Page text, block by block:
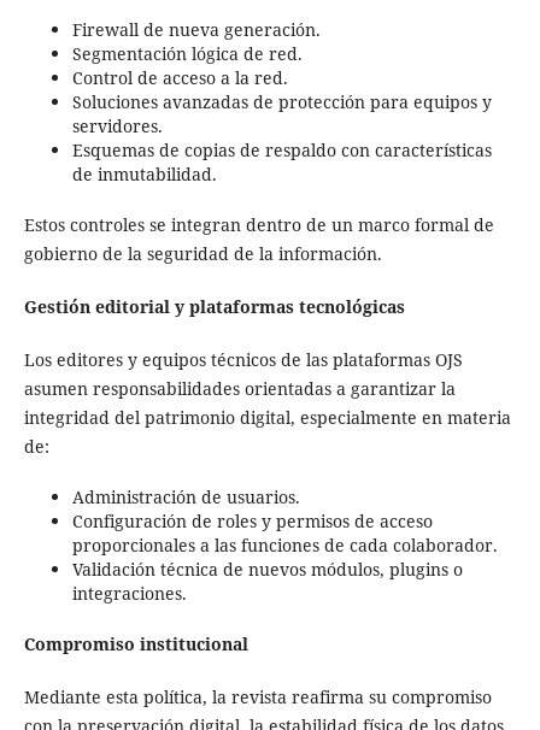
Firewall de nueva generación.
Segmentación lógica de red.
Control de acceso a la red.
Soluciones avanzadas de protección para equipos y
servidores.
Esquemas de copias de respaldo con características
de inmutabilidad.
Estos controles se integran dentro de un marco formal de
gobierno de la seguridad de la información.
Gestión editorial y plataformas tecnológicas
Los editores y equipos técnicos de las plataformas OJS
asumen responsabilidades orientadas a garantizar la
integridad del patrimonio digital, especialmente en materia
de:
Administración de usuarios.
Configuración de roles y permisos de acceso
proporcionales a las funciones de cada colaborador.
Validación técnica de nuevos módulos, plugins o
integraciones.
Compromiso institucional
Mediante esta política, la revista reafirma su compromiso